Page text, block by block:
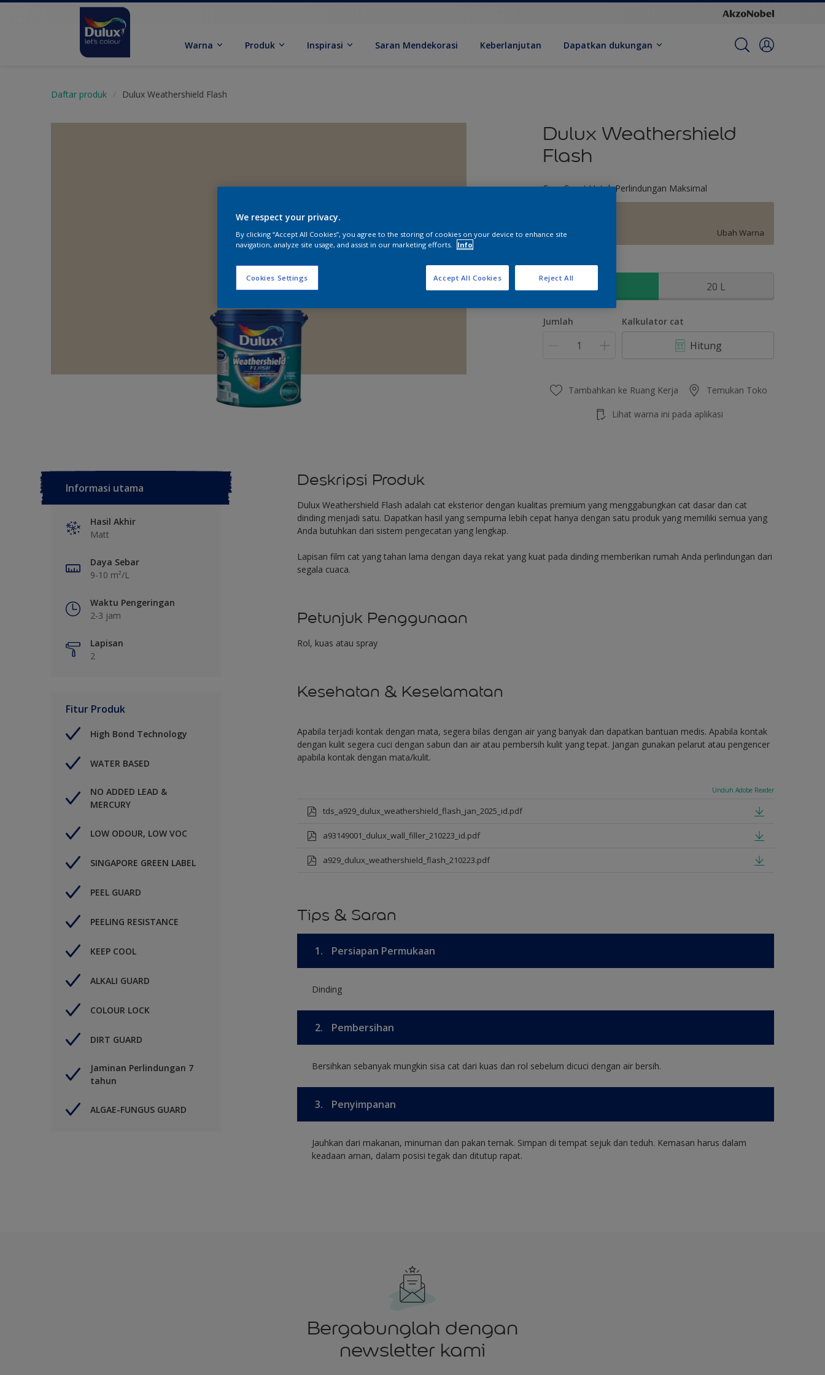
Warna Produk Inspirasi Saran Mendekorasi Keberlanjutan Dapatkan dukungan
Daftar produk Dulux Weathershield Flash
Dulux Weathershield
Flash
Cara Cepat Untuk Perlindungan Maksimal
Ubah Warna
Ukuran
2.5 L 20 L
Jumlah Kalkulator cat
Hitung
Tambahkan ke Ruang Kerja Temukan Toko
Lihat warna ini pada aplikasi
Informasi utama
Hasil Akhir
Matt
Daya Sebar
9-10 m²/L
Waktu Pengeringan
2-3 jam
Lapisan
2
Fitur Produk
High Bond Technology
WATER BASED
NO ADDED LEAD &
MERCURY
LOW ODOUR, LOW VOC
SINGAPORE GREEN LABEL
PEEL GUARD
PEELING RESISTANCE
KEEP COOL
ALKALI GUARD
COLOUR LOCK
DIRT GUARD
Jaminan Perlindungan 7
tahun
ALGAE-FUNGUS GUARD
Deskripsi Produk
Dulux Weathershield Flash adalah cat eksterior dengan kualitas premium yang menggabungkan cat dasar dan cat
dinding menjadi satu. Dapatkan hasil yang sempurna lebih cepat hanya dengan satu produk yang memiliki semua yang
Anda butuhkan dari sistem pengecatan yang lengkap.
Lapisan film cat yang tahan lama dengan daya rekat yang kuat pada dinding memberikan rumah Anda perlindungan dari
segala cuaca.
Petunjuk Penggunaan
Rol, kuas atau spray
Kesehatan & Keselamatan
Apabila terjadi kontak dengan mata, segera bilas dengan air yang banyak dan dapatkan bantuan medis. Apabila kontak
dengan kulit segera cuci dengan sabun dan air atau pembersih kulit yang tepat. Jangan gunakan pelarut atau pengencer
apabila kontak dengan mata/kulit.
Unduh Adobe Reader
tds_a929_dulux_weathershield_flash_jan_2025_id.pdf
a93149001_dulux_wall_filler_210223_id.pdf
a929_dulux_weathershield_flash_210223.pdf
Tips & Saran
1. Persiapan Permukaan
Dinding
2. Pembersihan
Bersihkan sebanyak mungkin sisa cat dari kuas dan rol sebelum dicuci dengan air bersih.
3. Penyimpanan
Jauhkan dari makanan, minuman dan pakan ternak. Simpan di tempat sejuk dan teduh. Kemasan harus dalam
keadaan aman, dalam posisi tegak dan ditutup rapat.
Bergabunglah dengan
newsletter kami
We respect your privacy.
By clicking “Accept All Cookies”, you agree to the storing of cookies on your device to enhance site
navigation, analyze site usage, and assist in our marketing efforts.
Info
Cookies Settings Reject All
Accept All Cookies